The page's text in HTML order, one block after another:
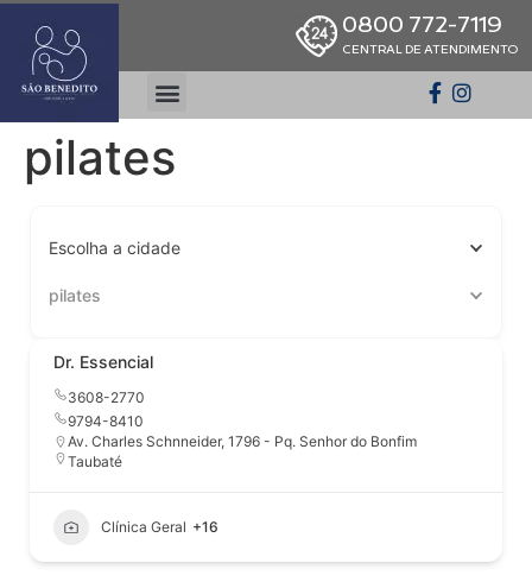
0800 772-7119
CENTRAL DE ATENDIMENTO
pilates
Escolha a cidade
pilates
Dr. Essencial
3608-2770
9794-8410
Av. Charles Schnneider, 1796 - Pq. Senhor do Bonfim
Taubaté
Clínica Geral +16